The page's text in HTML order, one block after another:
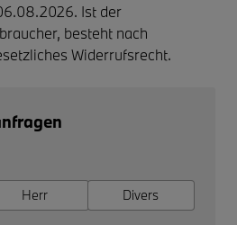
Ist der
besteht nach
Widerrufsrecht.
Herr Divers